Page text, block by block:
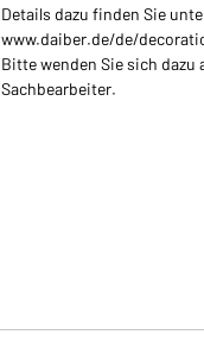
Details dazu finden Sie
www.daiber.de/de/
Bitte wenden Sie sich dazu
Sachbearbeiter.